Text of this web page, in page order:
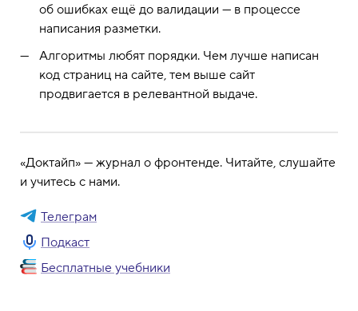
об ошибках ещё до валидации — в процессе
написания разметки.
Алгоритмы любят порядки. Чем лучше написан
код страниц на сайте, тем выше сайт
продвигается в релевантной выдаче.
«Доктайп» — журнал о фронтенде. Читайте, слушайте
и учитесь с нами.
Телеграм
Подкаст
Бесплатные учебники